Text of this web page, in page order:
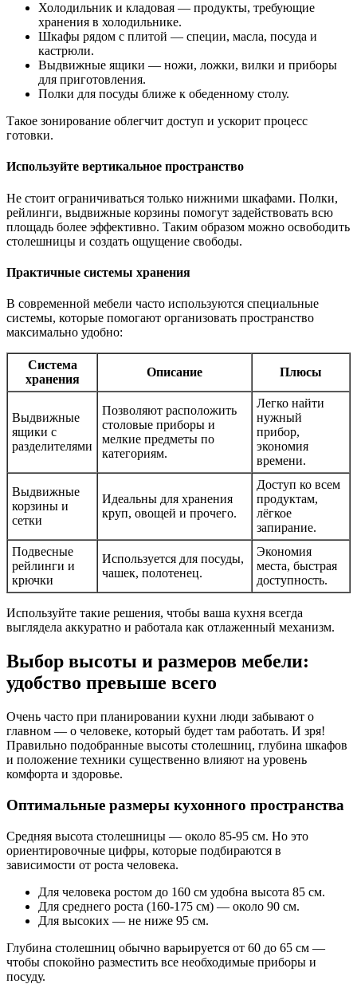
Холодильник и кладовая — продукты, требующие
хранения в холодильнике.
Шкафы рядом с плитой — специи, масла, посуда и
кастрюли.
Выдвижные ящики — ножи, ложки, вилки и приборы
для приготовления.
Полки для посуды ближе к обеденному столу.
Такое зонирование облегчит доступ и ускорит процесс
готовки.
Используйте вертикальное пространство
Не стоит ограничиваться только нижними шкафами. Полки,
рейлинги, выдвижные корзины помогут задействовать всю
площадь более эффективно. Таким образом можно освободить
столешницы и создать ощущение свободы.
Практичные системы хранения
В современной мебели часто используются специальные
системы, которые помогают организовать пространство
максимально удобно:
Система
хранения
Описание Плюсы
Выдвижные
ящики с
разделителями
Позволяют расположить
столовые приборы и
мелкие предметы по
категориям.
Легко найти
нужный
прибор,
экономия
времени.
Выдвижные
корзины и
сетки
Идеальны для хранения
круп, овощей и прочего.
Доступ ко всем
продуктам,
лёгкое
запирание.
Подвесные
рейлинги и
крючки
Используется для посуды,
чашек, полотенец.
Экономия
места, быстрая
доступность.
Используйте такие решения, чтобы ваша кухня всегда
выглядела аккуратно и работала как отлаженный механизм.
Выбор высоты и размеров мебели:
удобство превыше всего
Очень часто при планировании кухни люди забывают о
главном — о человеке, который будет там работать. И зря!
Правильно подобранные высоты столешниц, глубина шкафов
и положение техники существенно влияют на уровень
комфорта и здоровье.
Оптимальные размеры кухонного пространства
Средняя высота столешницы — около 85-95 см. Но это
ориентировочные цифры, которые подбираются в
зависимости от роста человека.
Для человека ростом до 160 см удобна высота 85 см.
Для среднего роста (160-175 см) — около 90 см.
Для высоких — не ниже 95 см.
Глубина столешниц обычно варьируется от 60 до 65 см —
чтобы спокойно разместить все необходимые приборы и
посуду.